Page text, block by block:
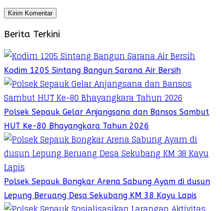
Berita Terkini
Kodim 1205 Sintang Bangun Sarana Air Bersih
Polsek Sepauk Gelar Anjangsana dan Bansos Sambut
HUT Ke-80 Bhayangkara Tahun 2026
Polsek Sepauk Bongkar Arena Sabung Ayam di dusun
Lepung Beruang Desa Sekubang KM 38 Kayu Lapis